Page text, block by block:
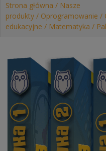
Strona główna / Nasze
produkty / Oprogramowanie /
edukacyjne / Matematyka /